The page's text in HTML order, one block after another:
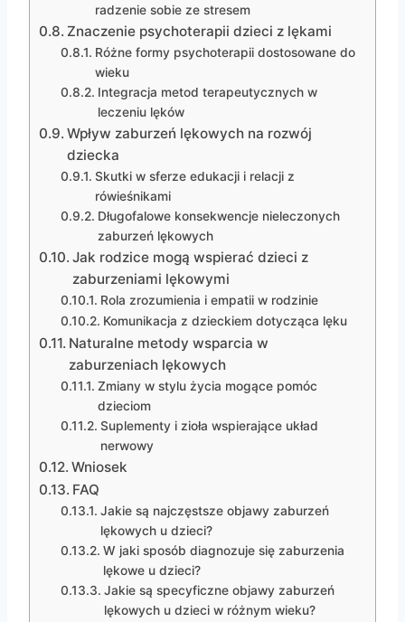
radzenie sobie ze stresem
Znaczenie psychoterapii dzieci z lękami
Różne formy psychoterapii dostosowane do
wieku
Integracja metod terapeutycznych w
leczeniu lęków
Wpływ zaburzeń lękowych na rozwój
dziecka
Skutki w sferze edukacji i relacji z
rówieśnikami
Długofalowe konsekwencje nieleczonych
zaburzeń lękowych
Jak rodzice mogą wspierać dzieci z
zaburzeniami lękowymi
Rola zrozumienia i empatii w rodzinie
Komunikacja z dzieckiem dotycząca lęku
Naturalne metody wsparcia w
zaburzeniach lękowych
Zmiany w stylu życia mogące pomóc
dzieciom
Suplementy i zioła wspierające układ
nerwowy
Wniosek
FAQ
Jakie są najczęstsze objawy zaburzeń
lękowych u dzieci?
W jaki sposób diagnozuje się zaburzenia
lękowe u dzieci?
Jakie są specyficzne objawy zaburzeń
lękowych u dzieci w różnym wieku?